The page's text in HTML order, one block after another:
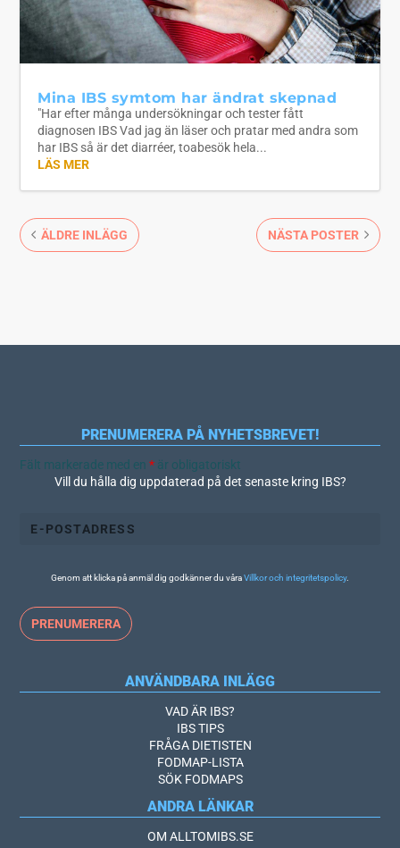
Mina IBS symtom har ändrat skepnad
"Har efter många undersökningar och tester fått
diagnosen IBS Vad jag än läser och pratar med andra som
har IBS så är det diarréer, toabesök hela...
LÄS MER
ÄLDRE INLÄGG NÄSTA POSTER
PRENUMERERA PÅ NYHETSBREVET!
Fält markerade med en* är obligatoriskt
Vill du hålla dig uppdaterad på det senaste kring IBS?
Genom att klicka på anmäl dig godkänner du våraVillkor och integritetspolicy.
ANVÄNDBARA INLÄGG
VAD ÄR IBS?
IBS TIPS
FRÅGA DIETISTEN
FODMAP-LISTA
SÖK FODMAPS
ANDRA LÄNKAR
OM ALLTOMIBS.SE